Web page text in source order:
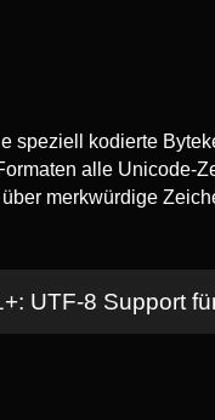
speziell kodierte
alle Unicode-
merkwürdige
UTF-8 Support